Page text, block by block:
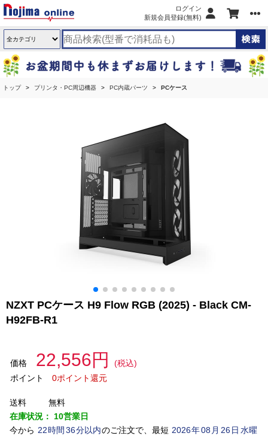
ログイン
新規会員登録(無料)
トップ プリンタ・PC周辺機器 PC内蔵パーツ PCケース
NZXT PCケース H9 Flow RGB (2025) - Black CM-
H92FB-R1
価格 22,556円
(税込)
ポイント
0ポイント還元
送料
無料
在庫状況： 10営業日
今から 22時間 36分以内のご注文で、最短 2026年08 月 26日水曜